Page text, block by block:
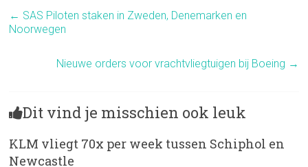
← SAS Piloten staken in Zweden, Denemarken en
Noorwegen
Nieuwe orders voor vrachtvliegtuigen bij Boeing →
Dit vind je misschien ook leuk
KLM vliegt 70x per week tussen Schiphol en
Newcastle